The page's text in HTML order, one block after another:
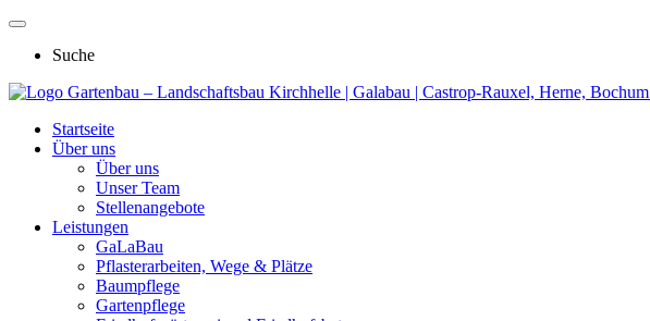
Suche
Gartenbau – Landschaftsbau Kirchhelle | Galabau | Castrop-Rauxel, Herne, Bochum
Startseite
Über uns
Über uns
Unser Team
Stellenangebote
Leistungen
GaLaBau
Pflasterarbeiten, Wege & Plätze
Baumpflege
Gartenpflege